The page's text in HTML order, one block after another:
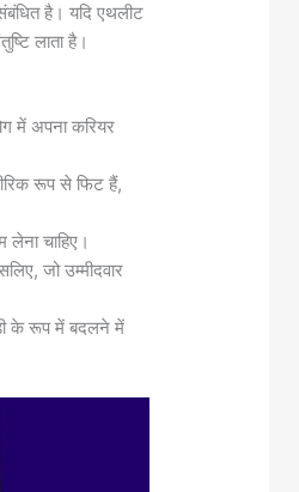
है। यदि एथलीट
लाता है।
में अपना करियर
रूप से फिट हैं,
चाहिए।
जो उम्मीदवार
के रूप में बदलने में